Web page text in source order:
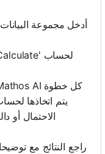
يتم اتخاذها
الاحتمال أو